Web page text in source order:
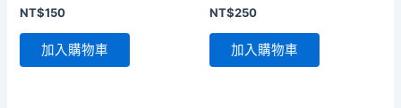
NT$150
加入購物車
NT$250
加入購物車